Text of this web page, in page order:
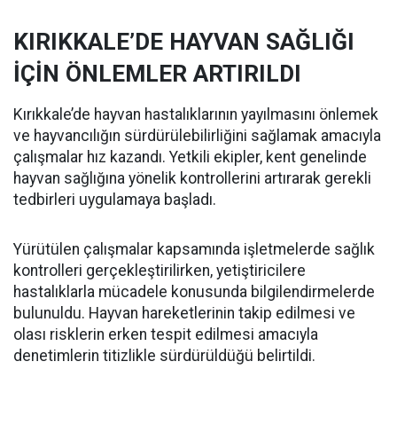
KIRIKKALE’DE HAYVAN SAĞLIĞI
İÇİN ÖNLEMLER ARTIRILDI
Kırıkkale’de hayvan hastalıklarının yayılmasını önlemek
ve hayvancılığın sürdürülebilirliğini sağlamak amacıyla
çalışmalar hız kazandı. Yetkili ekipler, kent genelinde
hayvan sağlığına yönelik kontrollerini artırarak gerekli
tedbirleri uygulamaya başladı.
Yürütülen çalışmalar kapsamında işletmelerde sağlık
kontrolleri gerçekleştirilirken, yetiştiricilere
hastalıklarla mücadele konusunda bilgilendirmelerde
bulunuldu. Hayvan hareketlerinin takip edilmesi ve
olası risklerin erken tespit edilmesi amacıyla
denetimlerin titizlikle sürdürüldüğü belirtildi.